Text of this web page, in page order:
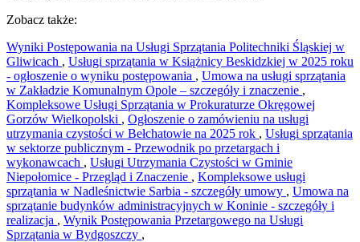
Zobacz także:
Wyniki Postępowania na Usługi Sprzątania Politechniki Śląskiej w
Gliwicach , Usługi sprzątania w Książnicy Beskidzkiej w 2025 roku
- ogłoszenie o wyniku postępowania , Umowa na usługi sprzątania
w Zakładzie Komunalnym Opole – szczegóły i znaczenie ,
Kompleksowe Usługi Sprzątania w Prokuraturze Okręgowej
Gorzów Wielkopolski , Ogłoszenie o zamówieniu na usługi
utrzymania czystości w Bełchatowie na 2025 rok , Usługi sprzątania
w sektorze publicznym - Przewodnik po przetargach i
wykonawcach , Usługi Utrzymania Czystości w Gminie
Niepołomice - Przegląd i Znaczenie , Kompleksowe usługi
sprzątania w Nadleśnictwie Sarbia - szczegóły umowy , Umowa na
sprzątanie budynków administracyjnych w Koninie - szczegóły i
realizacja , Wynik Postępowania Przetargowego na Usługi
Sprzątania w Bydgoszczy ,